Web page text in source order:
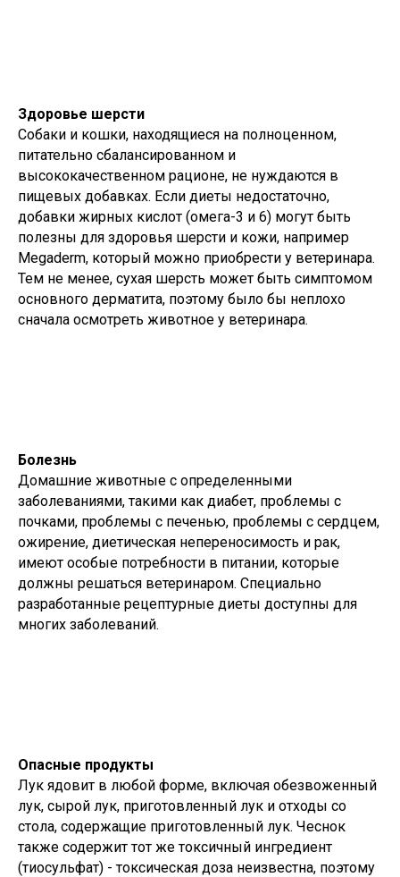
Здоровье шерсти
Собаки и кошки, находящиеся на полноценном,
питательно сбалансированном и
высококачественном рационе, не нуждаются в
пищевых добавках. Если диеты недостаточно,
добавки жирных кислот (омега-3 и 6) могут быть
полезны для здоровья шерсти и кожи, например
Megaderm, который можно приобрести у ветеринара.
Тем не менее, сухая шерсть может быть симптомом
основного дерматита, поэтому было бы неплохо
сначала осмотреть животное у ветеринара.
Болезнь
Домашние животные с определенными
заболеваниями, такими как диабет, проблемы с
почками, проблемы с печенью, проблемы с сердцем,
ожирение, диетическая непереносимость и рак,
имеют особые потребности в питании, которые
должны решаться ветеринаром. Специально
разработанные рецептурные диеты доступны для
многих заболеваний.
Опасные продукты
Лук ядовит в любой форме, включая обезвоженный
лук, сырой лук, приготовленный лук и отходы со
стола, содержащие приготовленный лук. Чеснок
также содержит тот же токсичный ингредиент
(тиосульфат) - токсическая доза неизвестна, поэтому